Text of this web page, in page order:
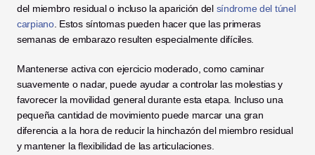
del miembro residual o incluso la aparición del síndrome del túnel
carpiano. Estos síntomas pueden hacer que las primeras
semanas de embarazo resulten especialmente difíciles.
Mantenerse activa con ejercicio moderado, como caminar
suavemente o nadar, puede ayudar a controlar las molestias y
favorecer la movilidad general durante esta etapa. Incluso una
pequeña cantidad de movimiento puede marcar una gran
diferencia a la hora de reducir la hinchazón del miembro residual
y mantener la flexibilidad de las articulaciones.